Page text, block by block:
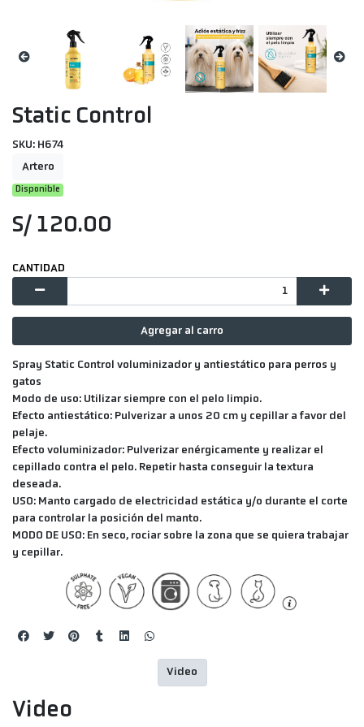
Static Control
SKU: H674
Artero
Disponible
S/ 120.00
CANTIDAD
Agregar al carro
Spray Static Control voluminizador y antiestático para perros y
gatos
Modo de uso: Utilizar siempre con el pelo limpio.
Efecto antiestático: Pulverizar a unos 20 cm y cepillar a favor del
pelaje.
Efecto voluminizador: Pulverizar enérgicamente y realizar el
cepillado contra el pelo. Repetir hasta conseguir la textura
deseada.
USO: Manto cargado de electricidad estática y/o durante el corte
para controlar la posición del manto.
MODO DE USO: En seco, rociar sobre la zona que se quiera trabajar
y cepillar.
Video
Video